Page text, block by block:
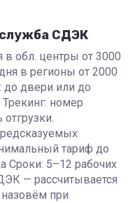
СДЭК
в обл. центры от 3000
в регионы от 2000
до двери или до
номер
тариф до
Сроки: 5–12 рабочих
— рассчитывается
при